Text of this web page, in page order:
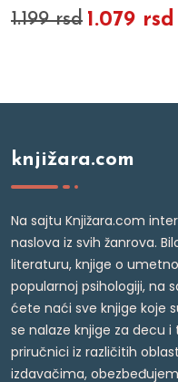
1.199 rsd 1.079 rsd
knjižara.com
Na sajtu Knjižara.com
naslova iz svih žanrova.
literaturu, knjige o
popularnoj psihologiji, na
ćete naći sve knjige koje
se nalaze knjige za decu i
priručnici iz različitih
izdavačima,